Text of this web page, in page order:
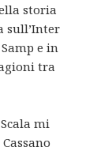
storia
sull’Inter
e in
tra
mi